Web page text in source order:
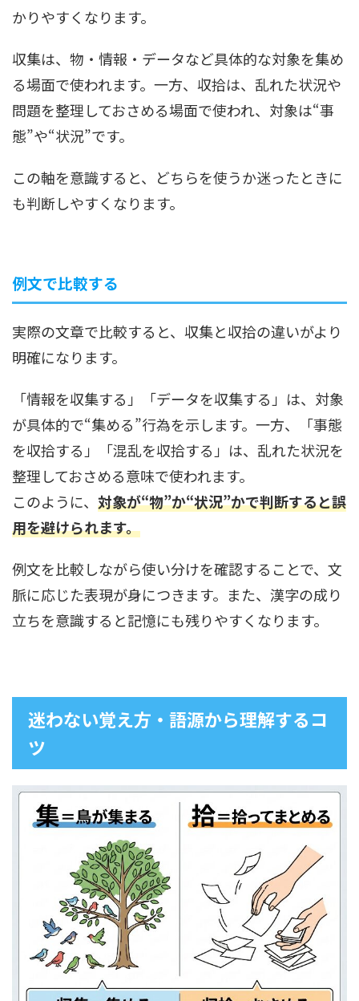
かりやすくなります。
収集は、物・情報・データなど具体的な対象を集め
る場面で使われます。一方、収拾は、乱れた状況や
問題を整理しておさめる場面で使われ、対象は“事
態”や“状況”です。
この軸を意識すると、どちらを使うか迷ったときに
も判断しやすくなります。
例文で比較する
実際の文章で比較すると、収集と収拾の違いがより
明確になります。
「情報を収集する」「データを収集する」は、対象
が具体的で“集める”行為を示します。一方、「事態
を収拾する」「混乱を収拾する」は、乱れた状況を
整理しておさめる意味で使われます。
このように、 対象が“物”か“状況”かで判断すると誤
用を避けられます。
例文を比較しながら使い分けを確認することで、文
脈に応じた表現が身につきます。また、漢字の成り
立ちを意識すると記憶にも残りやすくなります。
迷わない覚え方・語源から理解するコ
ツ